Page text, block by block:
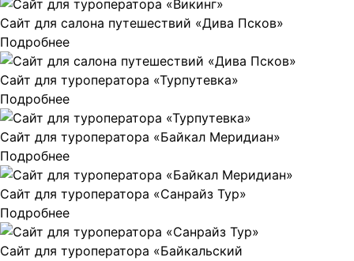
Сайт для салона путешествий «Дива Псков»
Подробнее
Сайт для туроператора «Турпутевка»
Подробнее
Сайт для туроператора «Байкал Меридиан»
Подробнее
Сайт для туроператора «Санрайз Тур»
Подробнее
Сайт для туроператора «Байкальский